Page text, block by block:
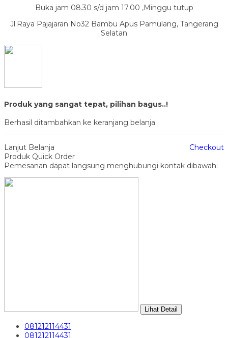
Buka jam 08.30 s/d jam 17.00 ,Minggu tutup
Jl.Raya Pajajaran No32 Bambu Apus Pamulang, Tangerang
Selatan
Produk yang sangat tepat, pilihan bagus..!
Berhasil ditambahkan ke keranjang belanja
Lanjut Belanja
Checkout
Produk Quick Order
Pemesanan dapat langsung menghubungi kontak dibawah:
Lihat Detail
081212114431
081212114431